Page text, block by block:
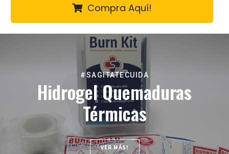
Compra Aquí!
#SAGITATECUIDA
Hidrogel Quemaduras
Térmicas
VER MÁS!